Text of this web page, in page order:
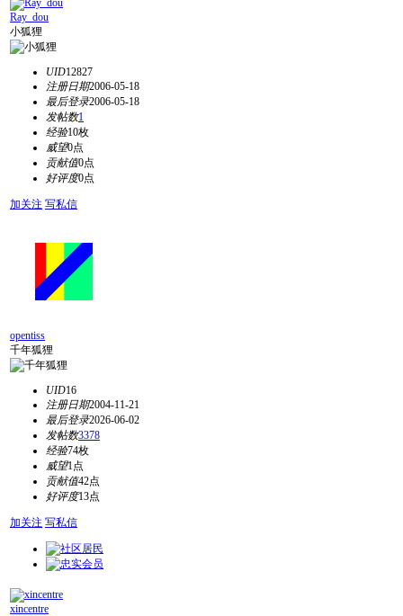
Ray_dou
小狐狸
UID12827
注册日期2006-05-18
最后登录2006-05-18
发帖数1
经验10枚
威望0点
贡献值0点
好评度0点
加关注 写私信
opentiss
千年狐狸
UID16
注册日期2004-11-21
最后登录2026-06-02
发帖数3378
经验74枚
威望1点
贡献值42点
好评度13点
加关注 写私信
xincentre